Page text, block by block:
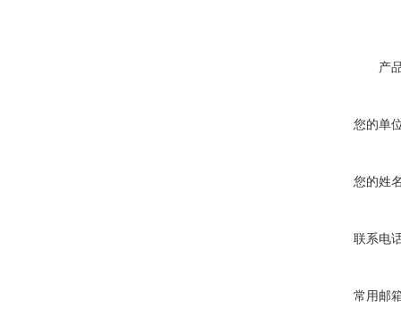
产
您的单
您的姓
联系电
常用邮